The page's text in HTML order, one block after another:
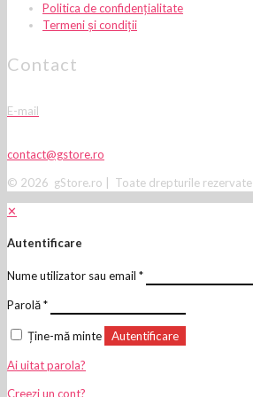
Politica de confidențialitate
Termeni și condiții
Contact
E-mail
contact@gstore.ro
© 2026 gStore.ro | Toate drepturile rezervate
✕
Autentificare
Nume utilizator sau email *
Parolă*
Ține-mă minte Autentificare
Ai uitat parola?
Creezi un cont?